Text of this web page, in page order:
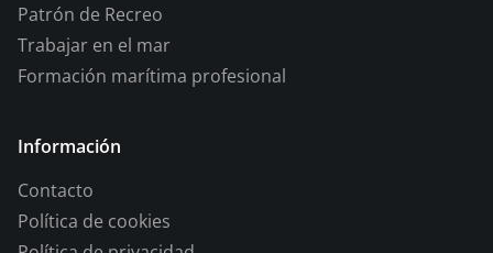
Patrón de Recreo
Trabajar en el mar
Formación marítima profesional
Información
Contacto
Política de cookies